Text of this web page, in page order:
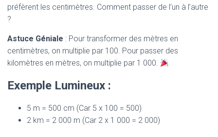
préfèrent les centimètres. Comment passer de l’un à l’autre
?
Astuce Géniale : Pour transformer des mètres en
centimètres, on multiplie par 100. Pour passer des
kilomètres en mètres, on multiplie par 1 000.
Exemple Lumineux :
5 m = 500 cm (Car 5 x 100 = 500)
2 km = 2 000 m (Car 2 x 1 000 = 2 000)